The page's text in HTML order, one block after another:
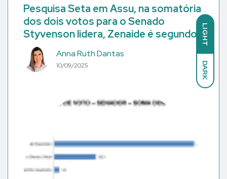
LIGHT
DARK
Pesquisa Seta em Assu, na somatória
dos dois votos para o Senado
Styvenson lidera, Zenaide é segundo
Anna Ruth Dantas
10/09/2025